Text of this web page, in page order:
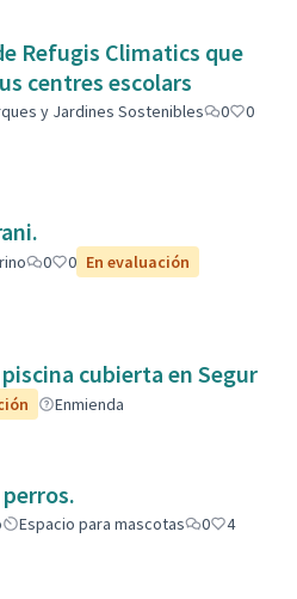
Refugis Climatics que
centres escolars
y Jardines Sostenibles 0
0
0 0 En evaluación
cubierta en Segur
Enmienda
Espacio para mascotas 0
4